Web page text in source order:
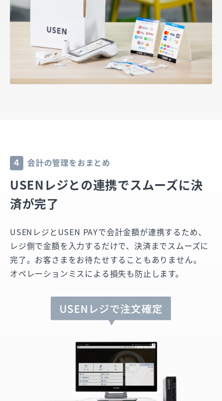
4 会計の管理をおまとめ
USENレジとの連携でスムーズに決
済が完了
USENレジとUSEN PAYで会計金額が連携するため、
レジ側で金額を入力するだけで、決済までスムーズに
完了。お客さまをお待たせすることもありません。
オペレーションミスによる損失も防止します。